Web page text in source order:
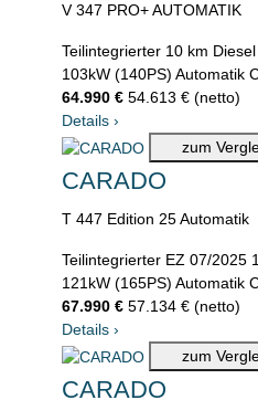
V 347 PRO+ AUTOMATIK
Teilintegrierter 10 km Diesel
103kW (140PS) Automatik
64.990 € 54.613 € (netto)
Details ›
zum
CARADO
T 447 Edition 25 Automatik
Teilintegrierter EZ 07/2025
121kW (165PS) Automatik
67.990 € 57.134 € (netto)
Details ›
zum
CARADO